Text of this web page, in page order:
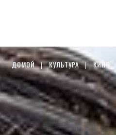
ДОМОЙ КУЛЬТУРА КИНО